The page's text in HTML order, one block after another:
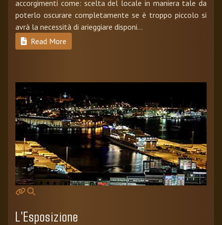
accorgimenti come: scelta del locale in maniera tale da
poterlo oscurare completamente se è troppo piccolo si
avrà la necessità di arieggiare disponi...
Read More
L'Esposizione